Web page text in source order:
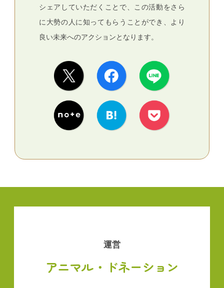
シェアしていただくことで、この活動をさら
に大勢の人に知ってもらうことができ、より
良い未来へのアクションとなります。
運営
アニマル・ドネーション